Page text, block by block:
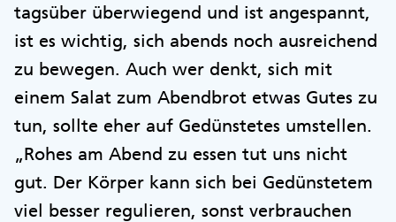
tagsüber überwiegend und ist angespannt,
ist es wichtig, sich abends noch ausreichend
zu bewegen. Auch wer denkt, sich mit
einem Salat zum Abendbrot etwas Gutes zu
tun, sollte eher auf Gedünstetes umstellen.
„Rohes am Abend zu essen tut uns nicht
gut. Der Körper kann sich bei Gedünstetem
viel besser regulieren, sonst verbrauchen